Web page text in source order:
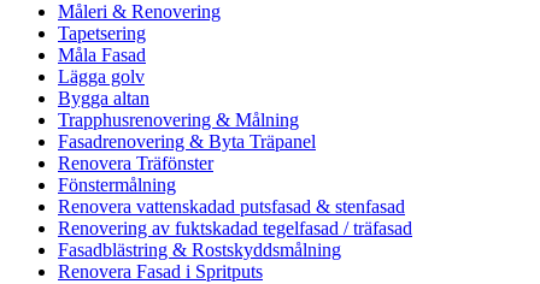
Måleri & Renovering
Tapetsering
Måla Fasad
Lägga golv
Bygga altan
Trapphusrenovering & Målning
Fasadrenovering & Byta Träpanel
Renovera Träfönster
Fönstermålning
Renovera vattenskadad putsfasad & stenfasad
Renovering av fuktskadad tegelfasad / träfasad
Fasadblästring & Rostskyddsmålning
Renovera Fasad i Spritputs